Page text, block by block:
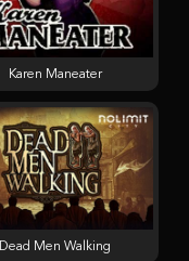
Dead Men Walking
Karen Maneater